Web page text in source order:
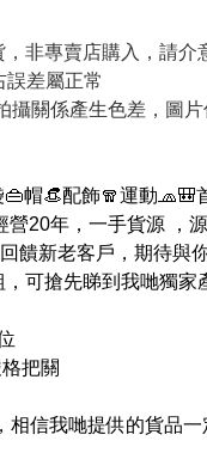
非專賣店購入，請介
誤差屬正常
攝關係產生色差，圖
帽👒配飾🧣運動🧢🎒
20年，一手貨源 ，
饋新老客戶，期待與
可搶先睇到我哋獨家
把關
信我哋提供的貨品一